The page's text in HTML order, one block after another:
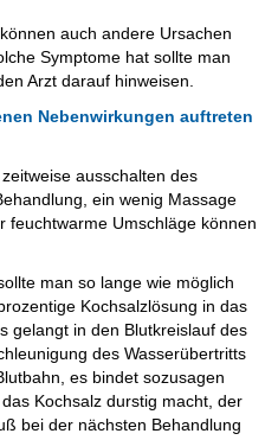
auch andere Ursachen
Symptome hat sollte man
Arzt darauf hinweisen.
Nebenwirkungen auftreten
ausschalten des
ein wenig Massage
feuchtwarme Umschläge können
man so lange wie möglich
Kochsalzlösung in das
gelangt in den Blutkreislauf des
des Wasserübertritts
es bindet sozusagen
Kochsalz durstig macht, der
bei der nächsten Behandlung